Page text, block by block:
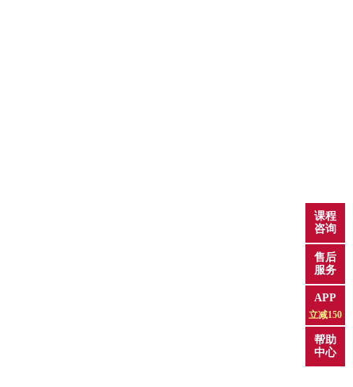
课程
咨询
售后
服务
APP
立减150
帮助
中心